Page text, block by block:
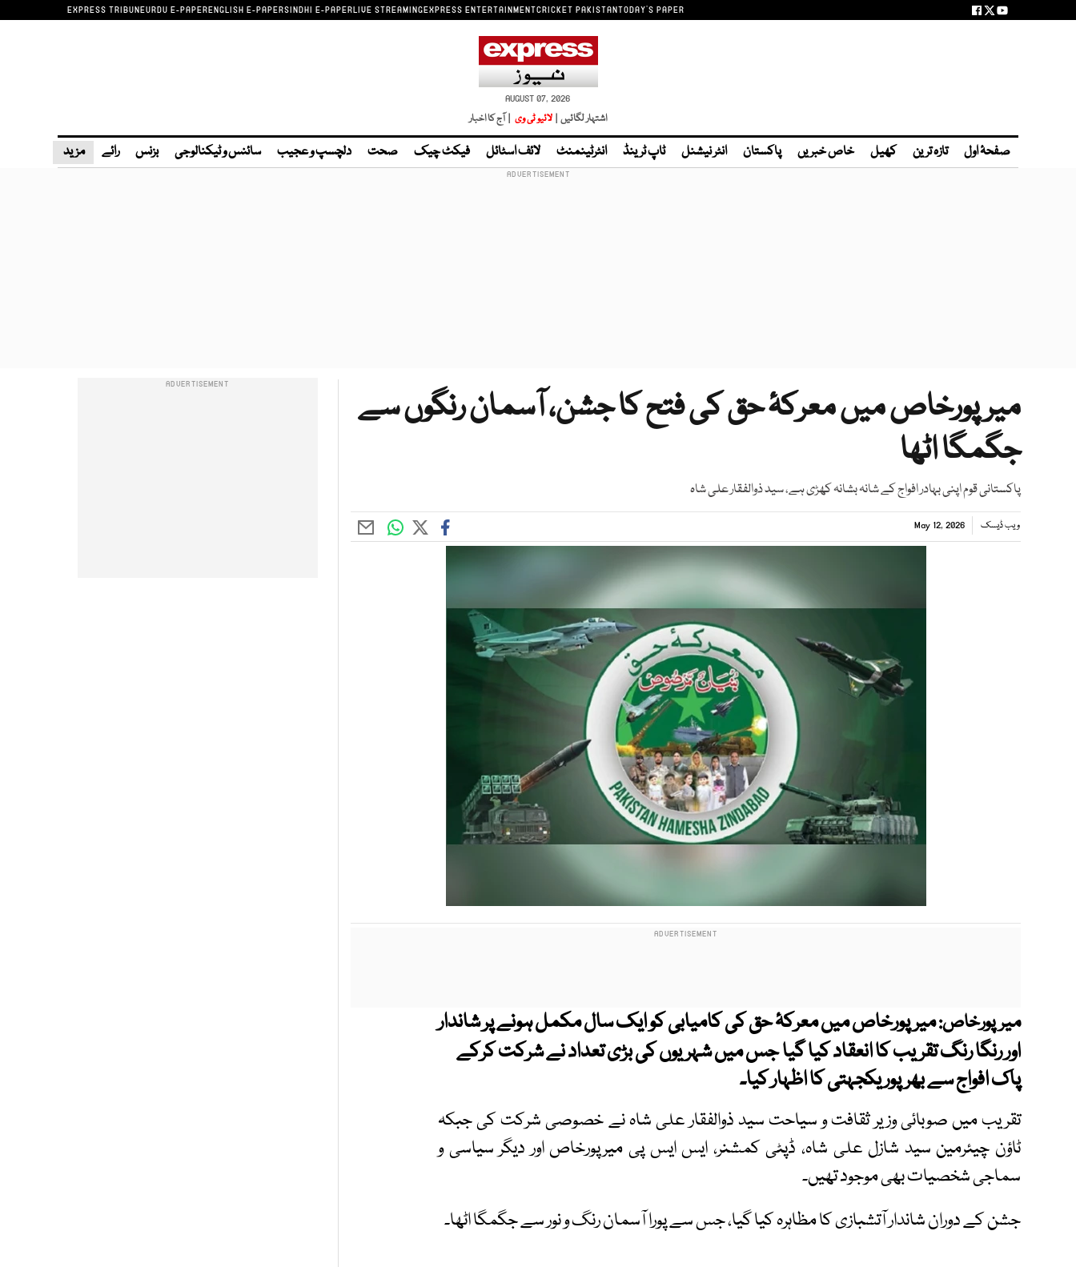
EXPRESS TRIBUNEURDU E-PAPERENGLISH E-PAPERSINDHI E-PAPERLIVE STREAMINGEXPRESS ENTERTAINMENTCRICKET PAKISTANTODAY'S PAPER
AUGUST 07, 2026
اشتہار لگائیں | لائیو ٹی وی | آج کا اخبار
صفحۂ اول تازہ ترین کھیل خاص خبریں پاکستان انٹر نیشنل ٹاپ ٹرینڈ انٹرٹینمنٹ لائف اسٹائل فیکٹ چیک صحت دلچسپ و عجیب سائنس و ٹیکنالوجی بزنس رائے مزید
میرپورخاص میں معرکۂ حق کی فتح کا جشن، آسمان رنگوں سے
جگمگا اٹھا
پاکستانی قوم اپنی بہادر افواج کے شانہ بشانہ کھڑی ہے، سید ذوالفقار علی شاہ
ویب ڈیسک May 12, 2026
میرپورخاص:میرپورخاص میں معرکۂ حق کی کامیابی کو ایک سال مکمل ہونے پر شاندار
اور رنگا رنگ تقریب کا انعقاد کیا گیا جس میں شہریوں کی بڑی تعداد نے شرکت کرکے
پاک افواج سے بھرپور یکجہتی کا اظہار کیا۔
تقریب میں صوبائی وزیر ثقافت و سیاحت سید ذوالفقار علی شاہ نے خصوصی شرکت کی جبکہ
ٹاؤن چیئرمین سید شازل علی شاہ، ڈپٹی کمشنر، ایس ایس پی میرپورخاص اور دیگر سیاسی و
سماجی شخصیات بھی موجود تھیں۔
جشن کے دوران شاندار آتشبازی کا مظاہرہ کیا گیا، جس سے پورا آسمان رنگ و نور سے جگمگا اٹھا۔